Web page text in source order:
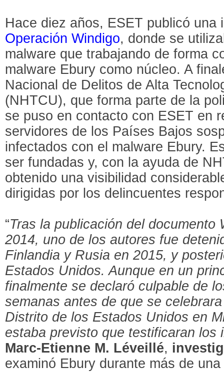
Hace diez años, ESET publicó una
Operación Windigo, donde se
malware que trabajando de forma
malware Ebury como núcleo. A
Nacional de Delitos de Alta
(NHTCU), que forma parte de la
se puso en contacto con ESET en
servidores de los Países Bajos
infectados con el malware Ebury.
ser fundadas y, con la ayuda de
obtenido una visibilidad
dirigidas por los delincuentes
“Tras la publicación del documento
2014, uno de los autores fue
Finlandia y Rusia en 2015, y
Estados Unidos. Aunque en un
finalmente se declaró culpable de
semanas antes de que se
Distrito de los Estados Unidos en
estaba previsto que testificaran los
Marc-Etienne M. Léveillé,
examinó Ebury durante más de